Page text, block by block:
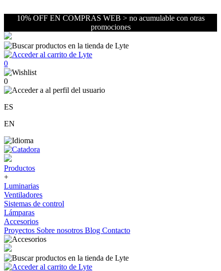
10% OFF EN COMPRAS WEB > no acumulable con otras
promociones
0
0
ES
EN
Productos
+
Luminarias
Ventiladores
Sistemas de control
Lámparas
Accesorios
Proyectos Sobre nosotros Blog Contacto